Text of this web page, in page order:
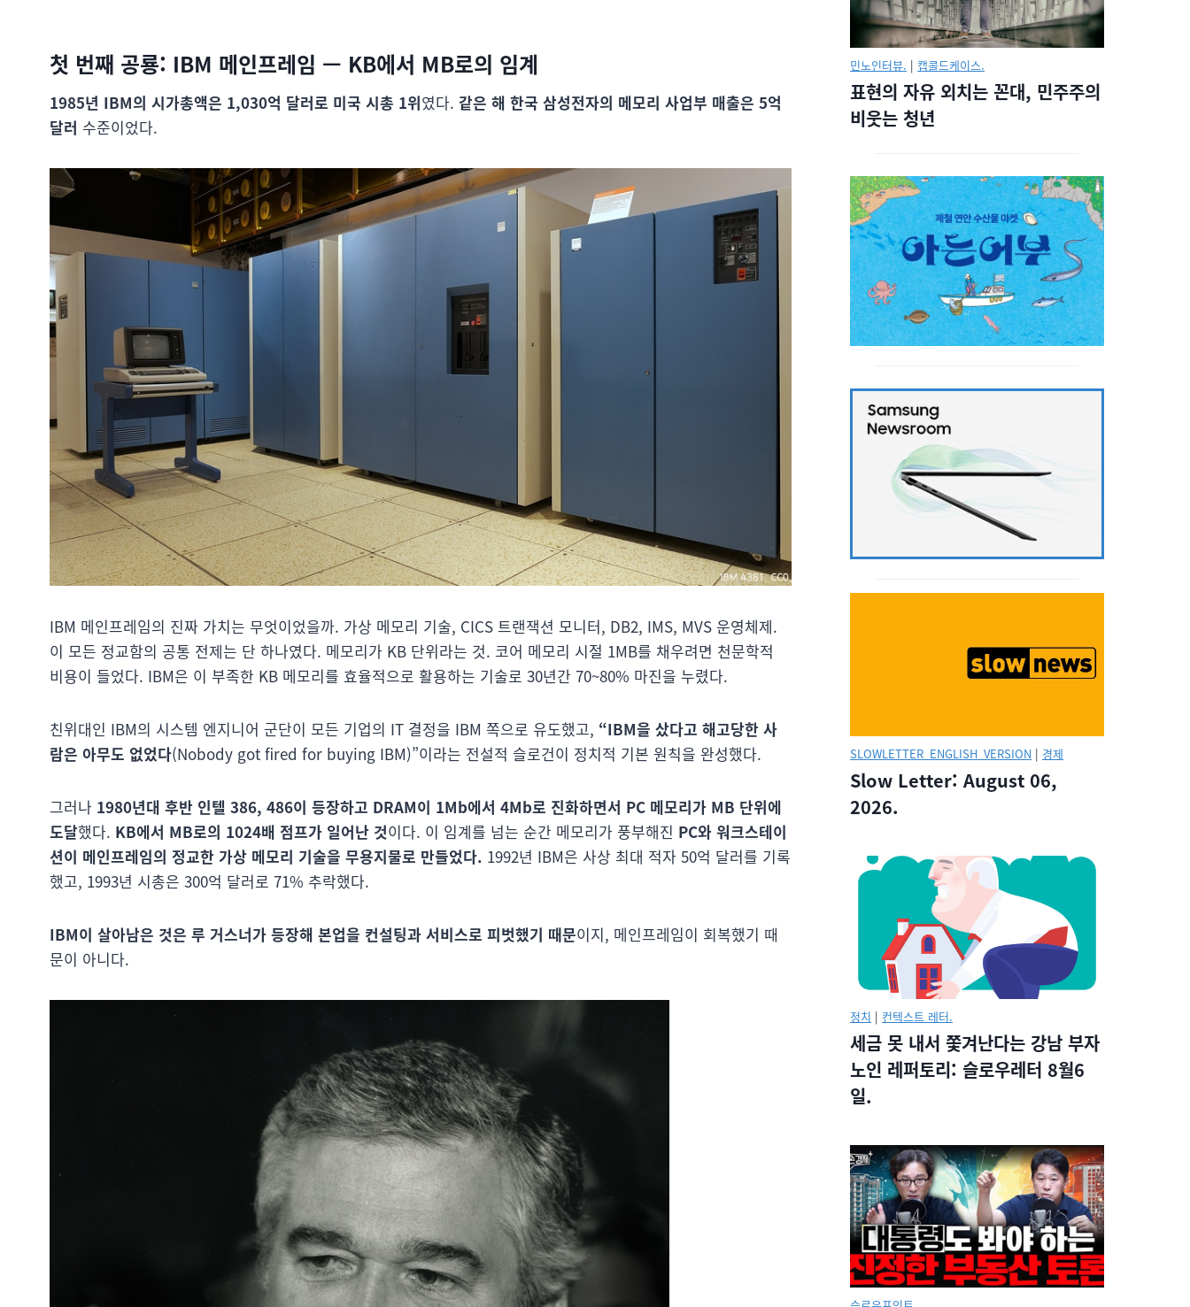
첫 번째 공룡: IBM 메인프레임 — KB에서 MB로의 임계
1985년 IBM의 시가총액은 1,030억 달러로 미국 시총 1위였다. 같은 해 한국 삼성전자의 메모리 사업부 매출은 5억
달러 수준이었다.
IBM 메인프레임의 진짜 가치는 무엇이었을까. 가상 메모리 기술, CICS 트랜잭션 모니터, DB2, IMS, MVS 운영체제.
이 모든 정교함의 공통 전제는 단 하나였다. 메모리가 KB 단위라는 것. 코어 메모리 시절 1MB를 채우려면 천문학적
비용이 들었다. IBM은 이 부족한 KB 메모리를 효율적으로 활용하는 기술로 30년간 70~80% 마진을 누렸다.
친위대인 IBM의 시스템 엔지니어 군단이 모든 기업의 IT 결정을 IBM 쪽으로 유도했고, “IBM을 샀다고 해고당한 사
람은 아무도 없었다(Nobody got fired for buying IBM)”이라는 전설적 슬로건이 정치적 기본 원칙을 완성했다.
그러나 1980년대 후반 인텔 386, 486이 등장하고 DRAM이 1Mb에서 4Mb로 진화하면서 PC 메모리가 MB 단위에
도달했다. KB에서 MB로의 1024배 점프가 일어난 것이다. 이 임계를 넘는 순간 메모리가 풍부해진 PC와 워크스테이
션이 메인프레임의 정교한 가상 메모리 기술을 무용지물로 만들었다. 1992년 IBM은 사상 최대 적자 50억 달러를 기록
했고, 1993년 시총은 300억 달러로 71% 추락했다.
IBM이 살아남은 것은 루 거스너가 등장해 본업을 컨설팅과 서비스로 피벗했기 때문이지, 메인프레임이 회복했기 때
문이 아니다.
민노인터뷰. | 캡콜드케이스.
표현의 자유 외치는 꼰대, 민주주의
비웃는 청년
SLOWLETTER_ENGLISH_VERSION | 경제
Slow Letter: August 06,
2026.
정치 | 컨텍스트 레터.
세금 못 내서 쫓겨난다는 강남 부자
노인 레퍼토리: 슬로우레터 8월6
일.